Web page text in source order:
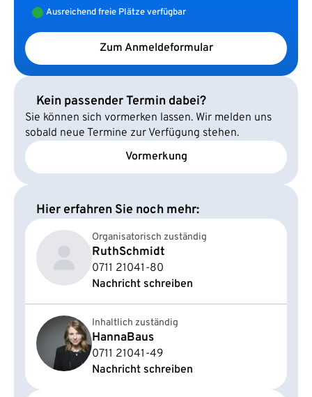
Ausreichend freie Plätze verfügbar
Zum Anmeldeformular
Kein passender Termin dabei?
Sie können sich vormerken lassen. Wir melden uns
sobald neue Termine zur Verfügung stehen.
Vormerkung
Hier erfahren Sie noch mehr:
Organisatorisch zuständig
RuthSchmidt
0711 21041-80
Nachricht schreiben
Inhaltlich zuständig
HannaBaus
0711 21041-49
Nachricht schreiben